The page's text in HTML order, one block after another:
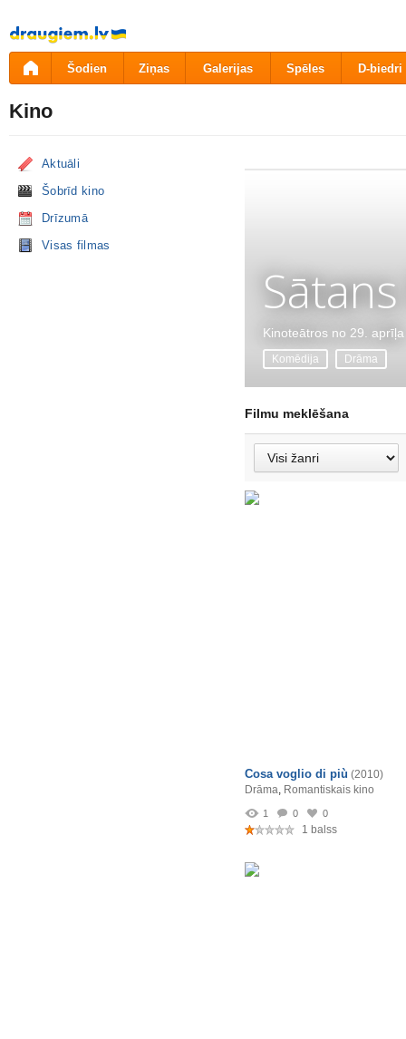
Pāriet
uz
saturu
Šodien Ziņas Galerijas Spēles D-biedri
Kino
Aktuāli
Šobrīd kino
Drīzumā
Visas filmas
Kinoteātros no 29. aprīļa
Komēdija Drāma
Filmu meklēšana
Cosa voglio di più (2010)
Drāma, Romantiskais kino
1 0 0
1 balss